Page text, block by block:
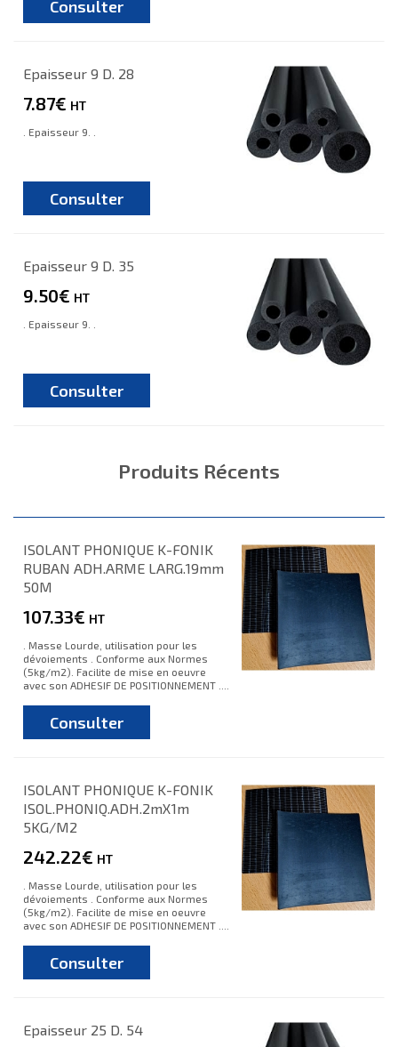
Consulter
Epaisseur 9 D. 28
7.87€ HT
. Epaisseur 9. .
Consulter
Epaisseur 9 D. 35
9.50€ HT
. Epaisseur 9. .
Consulter
Produits Récents
ISOLANT PHONIQUE K-FONIK
RUBAN ADH.ARME LARG.19mm
50M
107.33€ HT
. Masse Lourde, utilisation pour les
dévoiements . Conforme aux Normes
(5kg/m2). Facilite de mise en oeuvre
avec son ADHESIF DE POSITIONNEMENT ....
Consulter
ISOLANT PHONIQUE K-FONIK
ISOL.PHONIQ.ADH.2mX1m
5KG/M2
242.22€ HT
. Masse Lourde, utilisation pour les
dévoiements . Conforme aux Normes
(5kg/m2). Facilite de mise en oeuvre
avec son ADHESIF DE POSITIONNEMENT ....
Consulter
Epaisseur 25 D. 54